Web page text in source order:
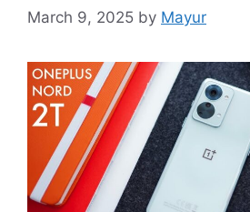
March 9, 2025 by Mayur